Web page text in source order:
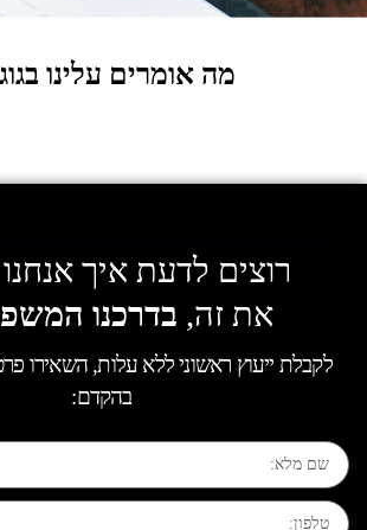
מה אומרים עלינו
רוצים לדעת איך
את זה, בדרכנו
לקבלת ייעוץ ראשוני ללא עלות, השאירו
בהקדם: